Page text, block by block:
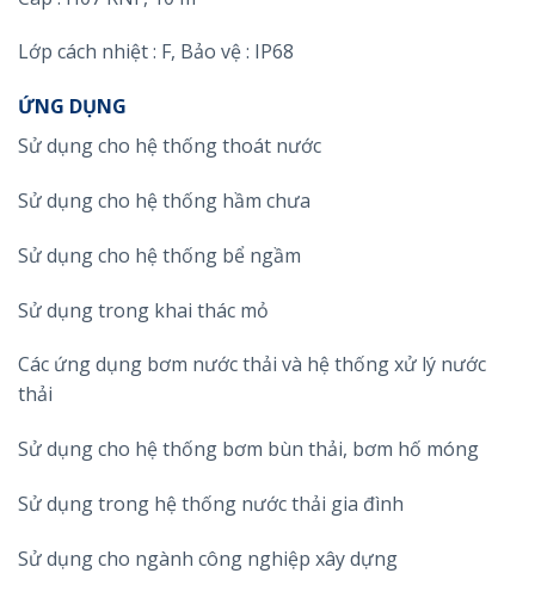
Lớp cách nhiệt : F, Bảo vệ : IP68
ỨNG DỤNG
Sử dụng cho hệ thống thoát nước
Sử dụng cho hệ thống hầm chưa
Sử dụng cho hệ thống bể ngầm
Sử dụng trong khai thác mỏ
Các ứng dụng bơm nước thải và hệ thống xử lý nước
thải
Sử dụng cho hệ thống bơm bùn thải, bơm hố móng
Sử dụng trong hệ thống nước thải gia đình
Sử dụng cho ngành công nghiệp xây dựng